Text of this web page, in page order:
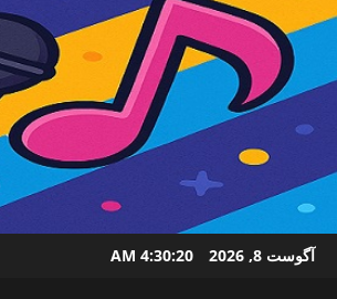
Skipآگوست 8, 2026 4:30:21 AM